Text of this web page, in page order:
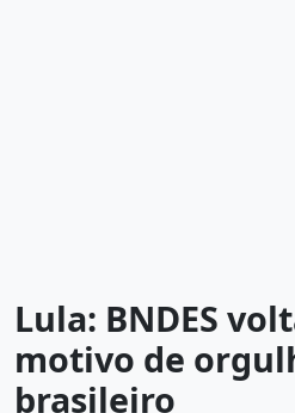
Lula: BNDES
motivo de
brasileiro